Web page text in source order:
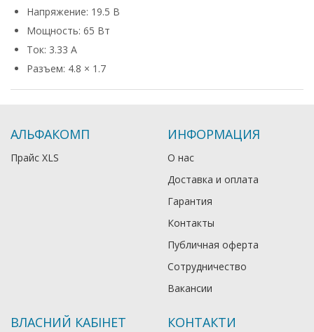
Напряжение: 19.5 В
Мощность: 65 Вт
Ток: 3.33 А
Разъем: 4.8 × 1.7
АЛЬФАКОМП
Прайс XLS
ИНФОРМАЦИЯ
О нас
Доставка и оплата
Гарантия
Контакты
Публичная оферта
Сотрудничество
Вакансии
ВЛАСНИЙ КАБІНЕТ КОНТАКТИ